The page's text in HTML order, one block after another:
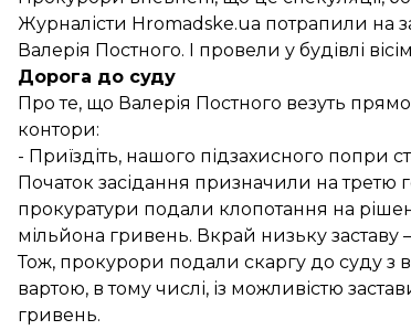
Журналісти Hromadske.ua потрапили на
Валерія Постного. І провели у будівлі
Дорога до суду
Про те, що Валерія Постного везуть прямо
контори:
- Приїздіть, нашого підзахисного попри
Початок засідання призначили на третю
прокуратури подали клопотання на
мільйона гривень. Вкрай низьку заставу
Тож, прокурори подали скаргу до суду з
вартою, в тому числі, із можливістю
гривень.